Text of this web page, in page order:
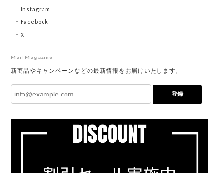
Instagram
Facebook
X
Mail Magazine
新商品やキャンペーンなどの最新情報をお届けいたします。
登録